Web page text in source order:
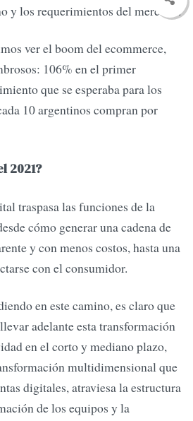
y los requerimientos del mercado.
ver el boom del ecommerce,
106% en el primer
que se esperaba para los
10 argentinos compran por
2021?
traspasa las funciones de la
cómo generar una cadena de
y con menos costos, hasta una
con el consumidor.
en este camino, es claro que
adelante esta transformación
en el corto y mediano plazo,
multidimensional que
digitales, atraviesa la estructura
de los equipos y la